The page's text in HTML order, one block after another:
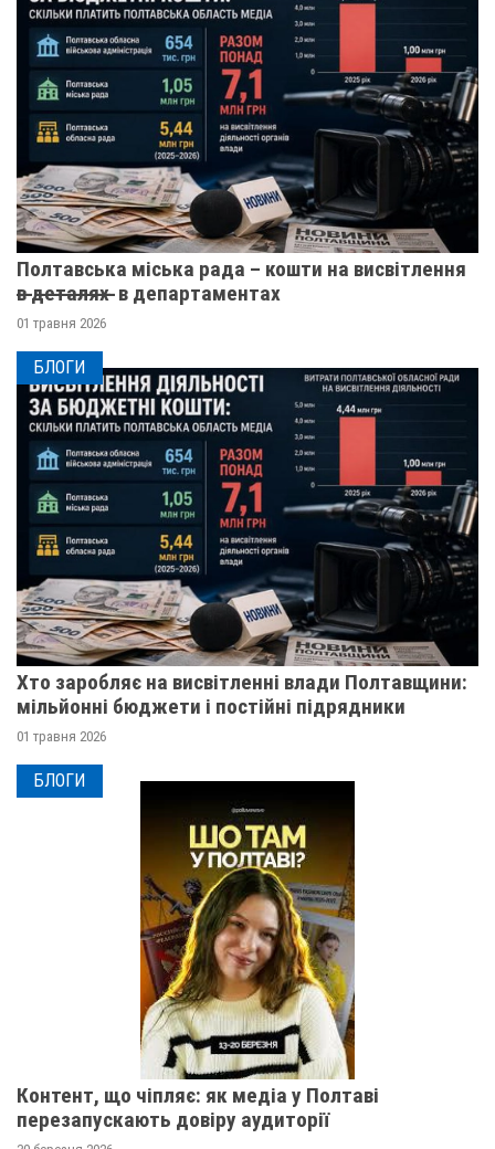
Полтавська міська рада – кошти на висвітлення
в̶ ̶д̶е̶т̶а̶л̶я̶х̶ ̶ в департаментах
01 травня 2026
БЛОГИ
Хто заробляє на висвітленні влади Полтавщини:
мільйонні бюджети і постійні підрядники
01 травня 2026
БЛОГИ
Контент, що чіпляє: як медіа у Полтаві
перезапускають довіру аудиторії